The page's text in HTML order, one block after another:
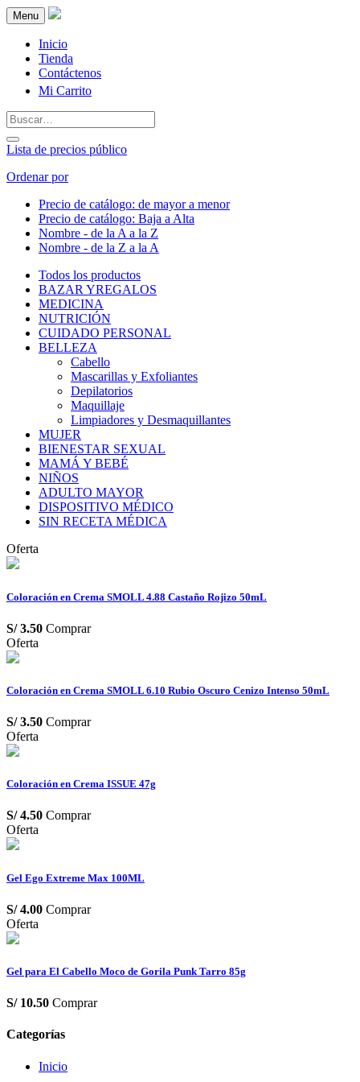
Menu
Inicio
Tienda
Contáctenos
Mi Carrito
Lista de precios público
Ordenar por
Precio de catálogo: de mayor a menor
Precio de catálogo: Baja a Alta
Nombre - de la A a la Z
Nombre - de la Z a la A
Todos los productos
BAZAR YREGALOS
MEDICINA
NUTRICIÓN
CUIDADO PERSONAL
BELLEZA
Cabello
Mascarillas y Exfoliantes
Depilatorios
Maquillaje
Limpiadores y Desmaquillantes
MUJER
BIENESTAR SEXUAL
MAMÁ Y BEBÉ
NIÑOS
ADULTO MAYOR
DISPOSITIVO MÉDICO
SIN RECETA MÉDICA
Oferta
Coloración en Crema SMOLL 4.88 Castaño Rojizo 50mL
S/3.50 Comprar
Oferta
Coloración en Crema SMOLL 6.10 Rubio Oscuro Cenizo Intenso 50mL
S/3.50 Comprar
Oferta
Coloración en Crema ISSUE 47g
S/4.50 Comprar
Oferta
Gel Ego Extreme Max 100ML
S/4.00 Comprar
Oferta
Gel para El Cabello Moco de Gorila Punk Tarro 85g
S/ 10.50 Comprar
Categorías
Inicio